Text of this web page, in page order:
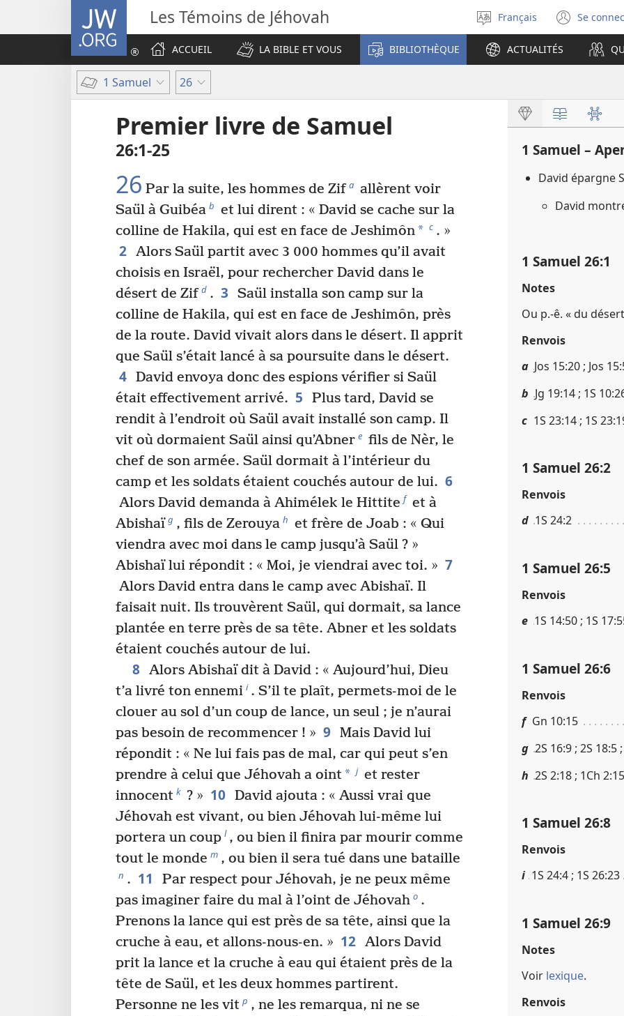
JW.ORG Les Témoins de Jéhovah
Sélectionner
la
langue
Français Se
une
ACCUEIL
LA BIBLE ET VOUS BIBLIOTHÈQUE ACTUALITÉS
1 Samuel 26
Premier livre de Samuel
26​:​1-25
26 Par la suite, les hommes de Zif a allèrent voir
Saül à Guibéa b et lui dirent : « David se cache sur la
colline de Hakila, qui est en face de Jeshimôn* c . »
2 Alors Saül partit avec 3 000 hommes qu’il avait
choisis en Israël, pour rechercher David dans le
désert de Zif d . 3
Saül installa son camp sur la
colline de Hakila, qui est en face de Jeshimôn, près
de la route. David vivait alors dans le désert. Il apprit
que Saül s’était lancé à sa poursuite dans le désert.
4 David envoya donc des espions vérifier si Saül
était effectivement arrivé. 5
Plus tard, David se
rendit à l’endroit où Saül avait installé son camp. Il
vit où dormaient Saül ainsi qu’Abner e fils de Nèr, le
chef de son armée. Saül dormait à l’intérieur du
camp et les soldats étaient couchés autour de lui. 6
Alors David demanda à Ahimélek le Hittite f et à
Abishaï g , fils de Zerouya h et frère de Joab : « Qui
viendra avec moi dans le camp jusqu’à Saül ? »
Abishaï lui répondit : « Moi, je viendrai avec toi. » 7
Alors David entra dans le camp avec Abishaï. Il
faisait nuit. Ils trouvèrent Saül, qui dormait, sa lance
plantée en terre près de sa tête. Abner et les soldats
étaient couchés autour de lui.
8 Alors Abishaï dit à David : « Aujourd’hui, Dieu
t’a livré ton ennemi i . S’il te plaît, permets-moi de le
clouer au sol d’un coup de lance, un seul ; je n’aurai
pas besoin de recommencer ! » 9 Mais David lui
répondit : « Ne lui fais pas de mal, car qui peut s’en
prendre à celui que Jéhovah a oint* j et rester
innocent k ? » 10 David ajouta : « Aussi vrai que
Jéhovah est vivant, ou bien Jéhovah lui-même lui
portera un coup l , ou bien il finira par mourir comme
tout le monde m , ou bien il sera tué dans une bataille
n . 11
Par respect pour Jéhovah, je ne peux même
pas imaginer faire du mal à l’oint de Jéhovah o .
Prenons la lance qui est près de sa tête, ainsi que la
cruche à eau, et allons-nous-en. » 12 Alors David
prit la lance et la cruche à eau qui étaient près de la
tête de Saül, et les deux hommes partirent.
Personne ne les vit p , ne les remarqua, ni ne se
1 Samuel –
David épargne
David
1 Samuel 26​:​1
Notes
Ou p.-ê. « du
Renvois
a Jos 15​:​20 ; Jos
b Jg 19​:​14 ; 1S
c 1S 23​:​14 ; 1S
1 Samuel 26​:​2
Renvois
d 1S 24​:​2
1 Samuel 26​:​5
Renvois
e 1S 14​:​50 ; 1S
1 Samuel 26​:​6
Renvois
f Gn 10​:​15
g 2S 16​:​9 ; 2S 18​:​5
h 2S 2​:​18 ; 1Ch
1 Samuel 26​:​8
Renvois
i 1S 24​:​4 ; 1S 26​:​23
1 Samuel 26​:​9
Notes
Voir lexique.
Renvois